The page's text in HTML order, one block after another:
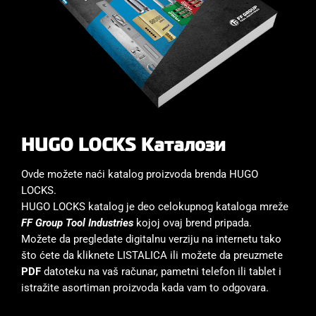
HUGO LOCKS Каталози
Ovde možete naći katalog proizvoda brenda HUGO
LOCKS.
HUGO LOCKS katalog je deo celokupnog kataloga mreže
FF Group Tool Industries kojoj ovaj brend pripada.
Možete da pregledate digitalnu verziju na internetu tako
što ćete da kliknete LISTALICA ili možete da preuzmete
PDF datoteku na vaš računar, pametni telefon ili tablet i
istražite asortiman proizvoda kada vam to odgovara.